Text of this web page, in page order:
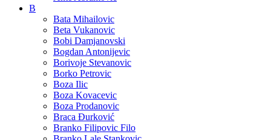
B
Bata Mihailovic
Beta Vukanovic
Bobi Damjanovski
Bogdan Antonijevic
Borivoje Stevanovic
Borko Petrovic
Boza Ilic
Boza Kovacevic
Boza Prodanovic
Braca Đurković
Branko Filipovic Filo